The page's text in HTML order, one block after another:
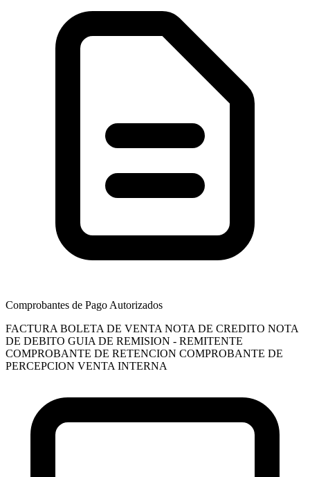
Comprobantes de Pago Autorizados
FACTURA BOLETA DE VENTA NOTA DE CREDITO NOTA
DE DEBITO GUIA DE REMISION - REMITENTE
COMPROBANTE DE RETENCION COMPROBANTE DE
PERCEPCION VENTA INTERNA